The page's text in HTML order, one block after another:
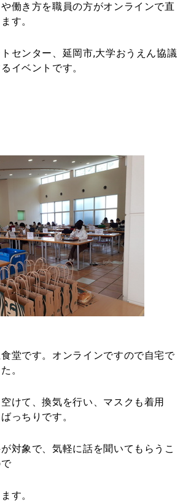
働き方を職員の方がオンラインで直
す。
センター、延岡市,大学おうえん協議
イベントです。
堂です。オンラインですので自宅で
。
けて、換気を行い、マスクも着用
っちりです。
対象で、気軽に話を聞いてもらうこ
す。